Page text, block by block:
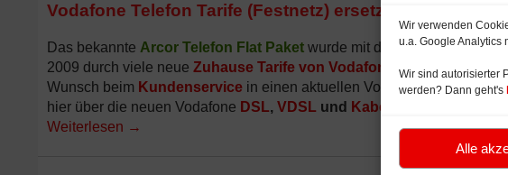
Wir verwenden
u.a. Google Analytics
Wir sind autorisierter
werden? Dann geht's
Alle
Vodafone Telefon Tarife (Festnetz) ersetzen Arcor
Das bekannte Arcor Telefon Flat Paket wurde mit der Integration von
2009 durch viele neue Zuhause Tarife von Vodafone
ersetzt.
Wunsch beim Kundenservice in einen aktuellen Vodafone Tarif
hier über die neuen Vodafone DSL, VDSL und Kabel
Weiterlesen →